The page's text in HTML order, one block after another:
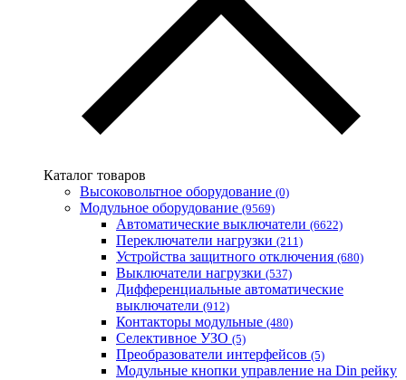
АС Привод (Украина)
АСКО-УКРЕМ (Украина)
Запорожский завод цветных металлов (ЗЗЦМ)
Каблекс Одесса
Мегомметр (Украина)
Промфактор
Термофит
Укрэнерго-Альянс (Украина)
Каталог товаров
Высоковольтное оборудование (0)
Модульное оборудование (9569)
Автоматические выключатели (6622)
Переключатели нагрузки (211)
Устройства защитного отключения (680)
Выключатели нагрузки (537)
Дифференциальные автоматические
выключатели (912)
Контакторы модульные (480)
Селективное УЗО (5)
Преобразователи интерфейсов (5)
Модульные кнопки управление на Din рейку